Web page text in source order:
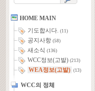
HOME MAIN
기도합시다. (11)
공지사항 (58)
새소식 (136)
WCC정보(고발) (213)
WEA정보(고발) (13)
WCC의 정체